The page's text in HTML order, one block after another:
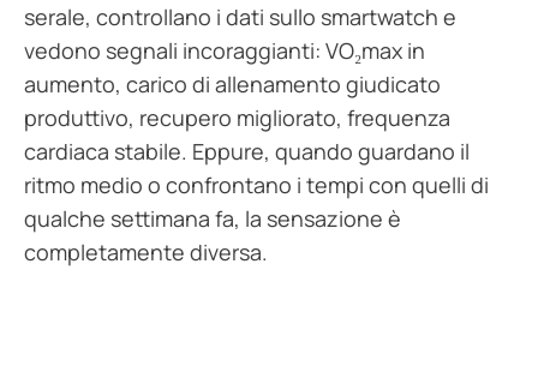
serale, controllano i dati sullo smartwatch e
vedono segnali incoraggianti: VO₂max in
aumento, carico di allenamento giudicato
produttivo, recupero migliorato, frequenza
cardiaca stabile. Eppure, quando guardano il
ritmo medio o confrontano i tempi con quelli di
qualche settimana fa, la sensazione è
completamente diversa.